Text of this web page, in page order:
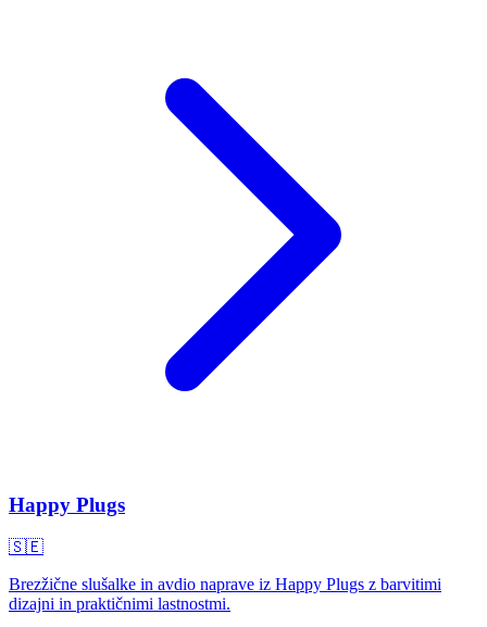
Happy Plugs
🇸🇪
Brezžične slušalke in avdio naprave iz Happy Plugs z barvitimi
dizajni in praktičnimi lastnostmi.